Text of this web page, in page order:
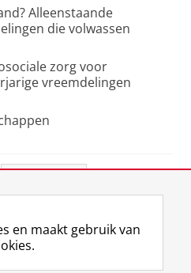
Alleenstaande
die volwassen
zorg voor
vreemdelingen
en maakt gebruik van